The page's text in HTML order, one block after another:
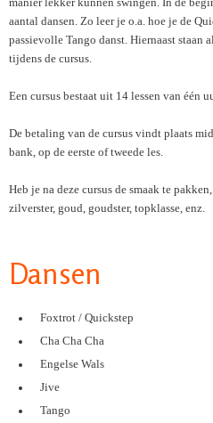
manier lekker kunnen swingen. In de
aantal dansen. Zo leer je o.a. hoe je de
passievolle Tango danst. Hiernaast staan
tijdens de cursus.
Een cursus bestaat uit 14 lessen van één
De betaling van de cursus vindt plaats
bank, op de eerste of tweede les.
Heb je na deze cursus de smaak te
zilverster, goud, goudster, topklasse, enz.
Dansen
Foxtrot / Quickstep
Cha Cha Cha
Engelse Wals
Jive
Tango